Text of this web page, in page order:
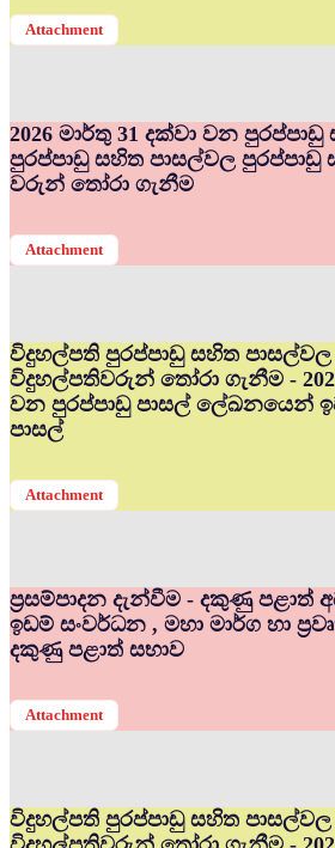
Attachment
2026 මාර්තු 31 දක්වා වන
පුරප්පාඩු සහිත පාසල්වල පුරප්පාඩු
වරුන් තෝරා ගැනීම
Attachment
විදුහල්පති පුරප්පාඩු සහිත පාසල්වල
විදුහල්පතිවරුන් තෝරා ගැනීම -
වන පුරප්පාඩු පාසල් ලේඛනයෙන්
පාසල්
Attachment
ප්‍රසම්පාදන දැන්වීම - දකුණු පළාත්
ඉඩම් සංවර්ධන , මහා මාර්ග හා
දකුණු පළාත් සභාව
Attachment
විදුහල්පති පුරප්පාඩු සහිත පාසල්වල